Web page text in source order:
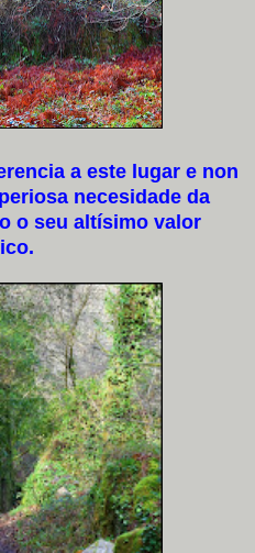
a este lugar e non
necesidade da
o seu altísimo valor